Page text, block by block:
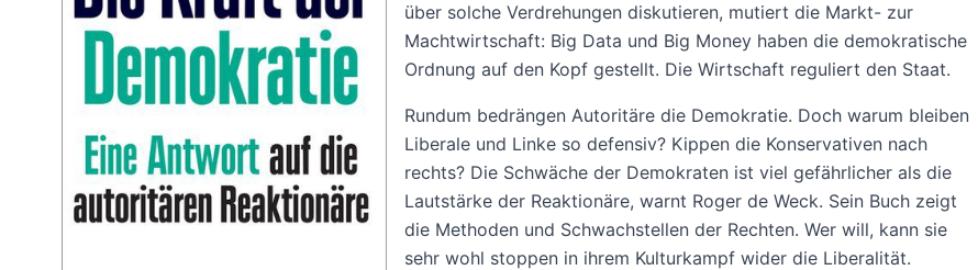
über solche Verdrehungen diskutieren, mutiert die Markt- zur
Machtwirtschaft: Big Data und Big Money haben die demokratische
Ordnung auf den Kopf gestellt. Die Wirtschaft reguliert den Staat.
Rundum bedrängen Autoritäre die Demokratie. Doch warum bleiben
Liberale und Linke so defensiv? Kippen die Konservativen nach
rechts? Die Schwäche der Demokraten ist viel gefährlicher als die
Lautstärke der Reaktionäre, warnt Roger de Weck. Sein Buch zeigt
die Methoden und Schwachstellen der Rechten. Wer will, kann sie
sehr wohl stoppen in ihrem Kulturkampf wider die Liberalität.